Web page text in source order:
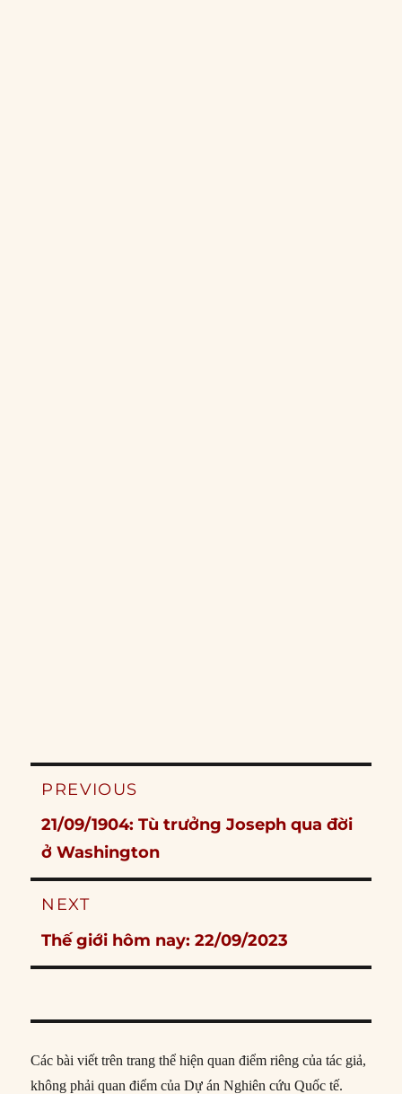
Post
PREVIOUS
Previous
post:
21/09/1904: Tù trưởng Joseph qua đời
ở Washington
NEXT
Next
post:
Thế giới hôm nay: 22/09/2023
Các bài viết trên trang thể hiện quan điểm riêng của tác giả,
không phải quan điểm của Dự án Nghiên cứu Quốc tế.